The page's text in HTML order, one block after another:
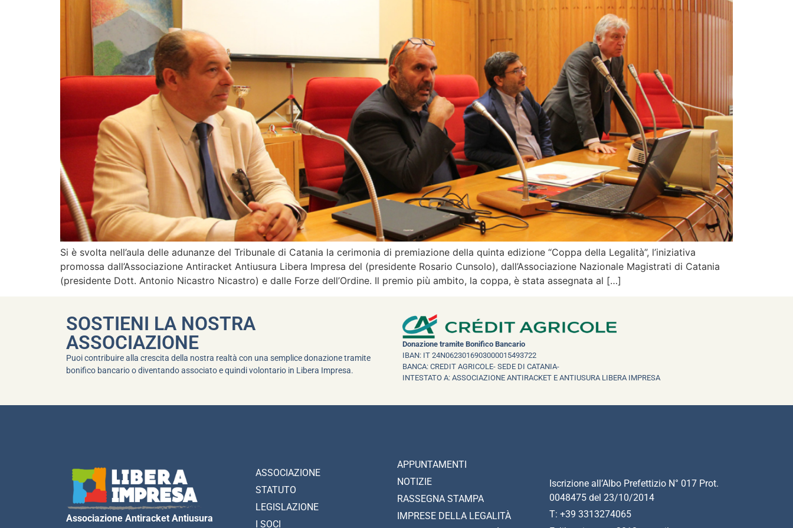
Si è svolta nell’aula delle adunanze del Tribunale di Catania la cerimonia di premiazione della quinta edizione “Coppa della Legalità”, l’iniziativa
promossa dall’Associazione Antiracket Antiusura Libera Impresa del (presidente Rosario Cunsolo), dall’Associazione Nazionale Magistrati di Catania
(presidente Dott. Antonio Nicastro Nicastro) e dalle Forze dell’Ordine. Il premio più ambito, la coppa, è stata assegnata al […]
SOSTIENI LA NOSTRA
ASSOCIAZIONE
Puoi contribuire alla crescita della nostra realtà con una semplice donazione tramite
bonifico bancario o diventando associato e quindi volontario in Libera Impresa.
Donazione tramite Bonifico Bancario
IBAN: IT 24N0623016903000015493722
BANCA: CREDIT AGRICOLE- SEDE DI CATANIA-
INTESTATO A: ASSOCIAZIONE ANTIRACKET E ANTIUSURA LIBERA IMPRESA
Associazione Antiracket Antiusura
ASSOCIAZIONE
STATUTO
LEGISLAZIONE
I SOCI
APPUNTAMENTI
NOTIZIE
RASSEGNA STAMPA
IMPRESE DELLA LEGALITÀ
Iscrizione all’Albo Prefettizio N° 017 Prot.
0048475 del 23/10/2014
T: +39 3313274065